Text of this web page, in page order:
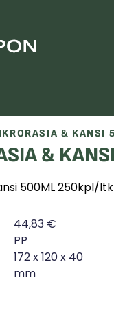
& KANSI
&
500ML 250kpl/ltk
44,83 €
PP
172 x 120 x 40
mm